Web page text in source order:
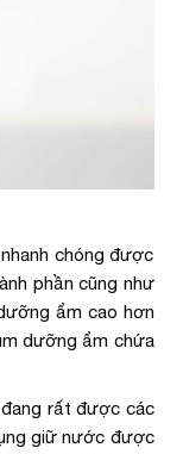
chóng được
phần cũng như
ẩm cao hơn
dưỡng ẩm chứa
rất được các
giữ nước được